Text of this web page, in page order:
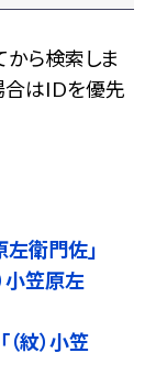
ら検索しま
合はIDを優先
左衛門佐」
小笠原左
紋）小笠